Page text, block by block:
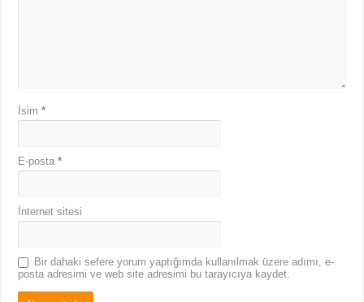
İsim*
E-posta*
İnternet sitesi
Bir dahaki sefere yorum yaptığımda kullanılmak üzere adımı, e-
posta adresimi ve web site adresimi bu tarayıcıya kaydet.